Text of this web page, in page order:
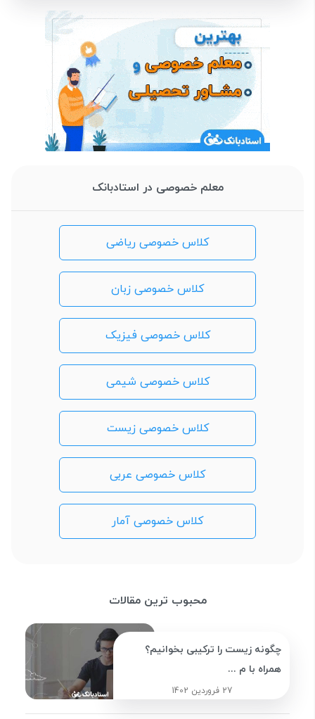
معلم خصوصی در استادبانک
کلاس خصوصی ریاضی
کلاس خصوصی زبان
کلاس خصوصی فیزیک
کلاس خصوصی شیمی
کلاس خصوصی زیست
کلاس خصوصی عربی
کلاس خصوصی آمار
محبوب ترین مقالات
چگونه زیست را ترکیبی بخوانیم؟
همراه با م ...
27 فروردین 1402